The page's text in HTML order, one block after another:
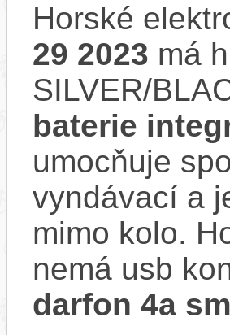
Horské
29 2023 má
SILVER/
baterie
umocňuje
vyndávací a
mimo kolo.
nemá usb
darfon 4a